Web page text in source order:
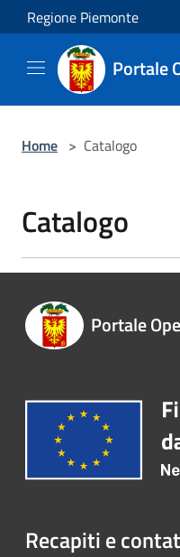
Salta al contenuto principale
Regione Piemonte
Portale
Home > Catalogo
Catalogo
Portale
Recapiti e